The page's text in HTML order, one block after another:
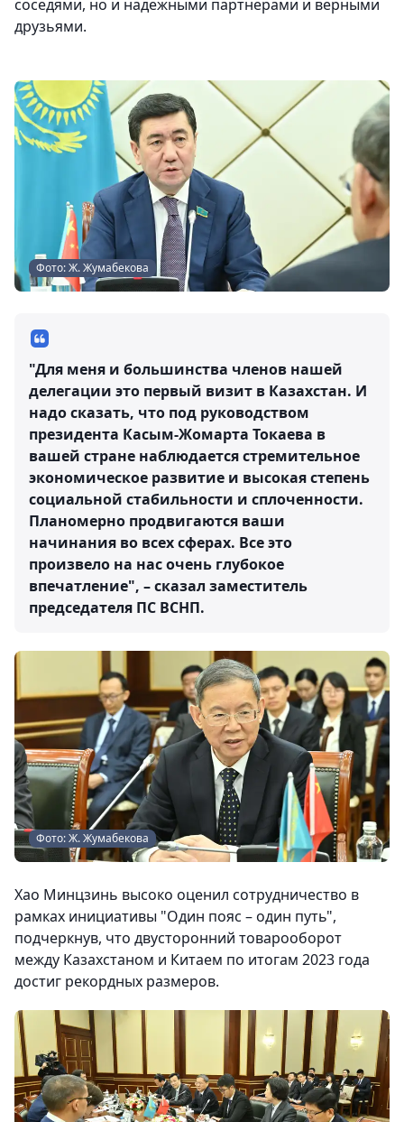
соседями, но и надежными партнерами и верными
друзьями.
Фото: Ж. Жумабекова
"Для меня и большинства членов нашей
делегации это первый визит в Казахстан. И
надо сказать, что под руководством
президента Касым-Жомарта Токаева в
вашей стране наблюдается стремительное
экономическое развитие и высокая степень
социальной стабильности и сплоченности.
Планомерно продвигаются ваши
начинания во всех сферах. Все это
произвело на нас очень глубокое
впечатление", – сказал заместитель
председателя ПС ВСНП.
Фото: Ж. Жумабекова
Хао Минцзинь высоко оценил сотрудничество в
рамках инициативы "Один пояс – один путь",
подчеркнув, что двусторонний товарооборот
между Казахстаном и Китаем по итогам 2023 года
достиг рекордных размеров.